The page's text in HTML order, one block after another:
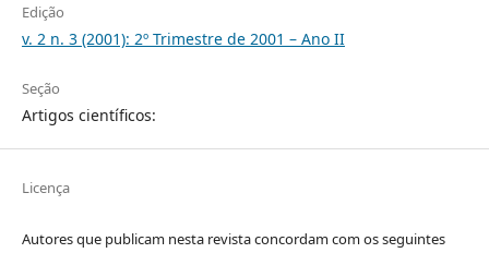
Edição
v. 2 n. 3 (2001): 2º Trimestre de 2001 – Ano II
Seção
Artigos científicos:
Licença
Autores que publicam nesta revista concordam com os seguintes